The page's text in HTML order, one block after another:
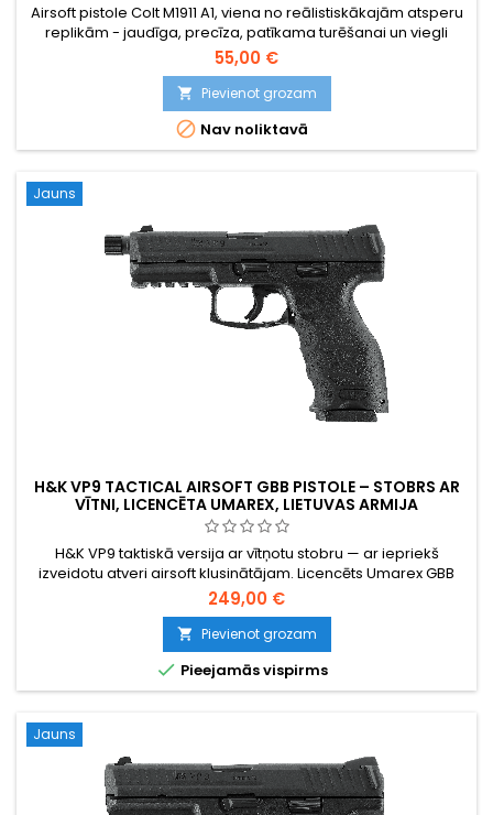
Airsoft pistole Colt M1911 A1, viena no reālistiskākajām atsperu
replikām - jaudīga, precīza, patīkama turēšanai un viegli
lietojama. BAXS šaušanas sistēma liek BB lidojuma laikā
griezties, tāpēc tiek panākta labāka precizitāte un darbības
rādiuss.
55,00 €
 Pievienot grozam
 Nav noliktavā
Jauns
H&K VP9 TACTICAL AIRSOFT GBB PISTOLE – STOBRS AR
VĪTNI, LICENCĒTA UMAREX, LIETUVAS ARMIJA
H&K VP9 taktiskā versija ar vītņotu stobru — ar iepriekš
izveidotu atveri airsoft klusinātājam. Licencēts Umarex GBB
zaļās gāzes modelis ar tādu pašu reālistisku atsitienu kā
standarta VP9: pilna slīdņa kustība, reāla BB lodīšu
ievietošana kamerā, spēcīgs jūtams atsitiens. 201 mm, 743 g,
22-patronu magazīna.
249,00 €
 Pievienot grozam
 Pieejamās vispirms
Jauns